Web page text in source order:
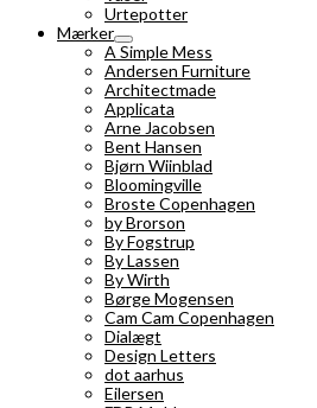
Urtepotter
Mærker
A Simple Mess
Andersen Furniture
Architectmade
Applicata
Arne Jacobsen
Bent Hansen
Bjørn Wiinblad
Bloomingville
Broste Copenhagen
by Brorson
By Fogstrup
By Lassen
By Wirth
Børge Mogensen
Cam Cam Copenhagen
Dialægt
Design Letters
dot aarhus
Eilersen